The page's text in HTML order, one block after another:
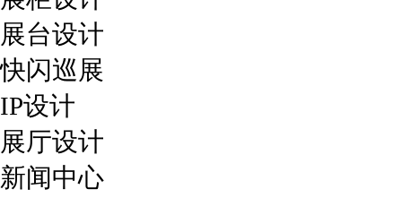
展台设计
快闪巡展
IP设计
展厅设计
新闻中心